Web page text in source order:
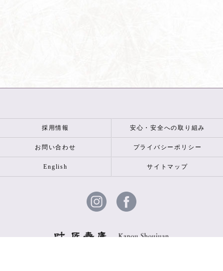
採用情報 安心・安全への取り組み
お問い合わせ プライバシーポリシー
English サイトマップ